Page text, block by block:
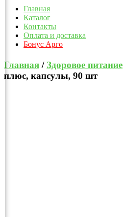
Главная
Каталог
Контакты
Оплата и доставка
Бонус Арго
Главная / Здоровое питание
плюс, капсулы, 90 шт